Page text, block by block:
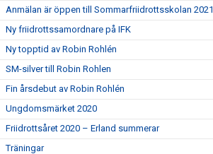
Anmälan är öppen till Sommarfriidrottsskolan 2021
Ny friidrottssamordnare på IFK
Ny topptid av Robin Rohlén
SM-silver till Robin Rohlen
Fin årsdebut av Robin Rohlén
Ungdomsmärket 2020
Friidrottsåret 2020 – Erland summerar
Träningar